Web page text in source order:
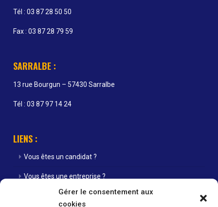
Gérer le consentement aux
cookies
Tél : 03 87 28 50 50
Fax : 03 87 28 79 59
SARRALBE :
13 rue Bourgun – 57430 Sarralbe
Tél : 03 87 97 14 24
LIENS :
Vous êtes un candidat ?
Vous êtes une entreprise ?
Nos agences